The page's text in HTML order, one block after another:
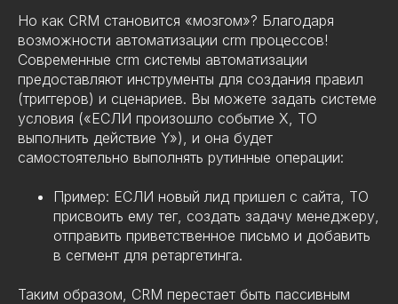
Но как CRM становится «мозгом»? Благодаря
возможности автоматизации crm процессов!
Современные crm системы автоматизации
предоставляют инструменты для создания правил
(триггеров) и сценариев. Вы можете задать системе
условия («ЕСЛИ произошло событие Х, ТО
выполнить действие Y»), и она будет
самостоятельно выполнять рутинные операции:
Пример: ЕСЛИ новый лид пришел с сайта, ТО
присвоить ему тег, создать задачу менеджеру,
отправить приветственное письмо и добавить
в сегмент для ретаргетинга.
Таким образом, CRM перестает быть пассивным